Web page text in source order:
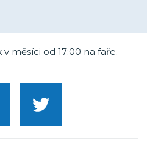
měsíci od 17:00 na faře.